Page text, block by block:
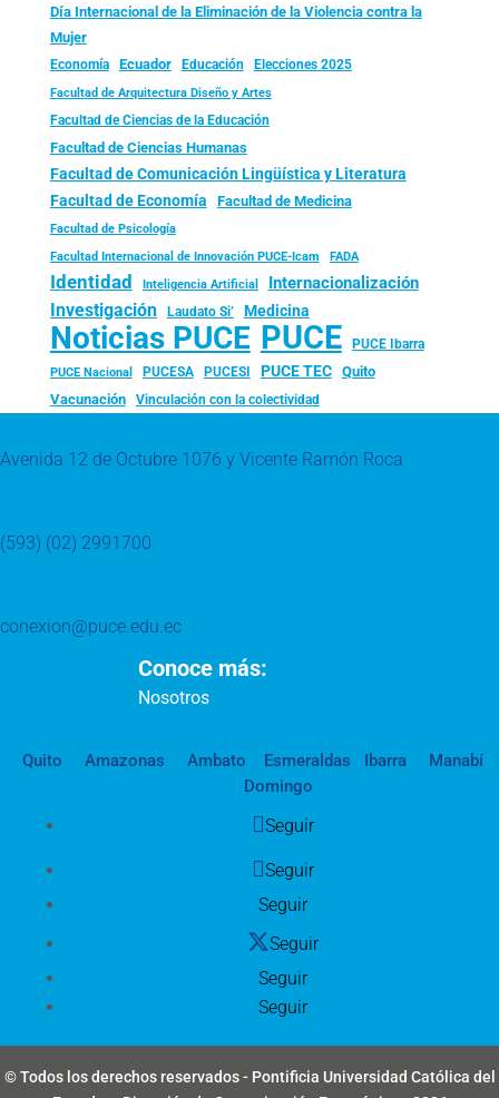
Día Internacional de la Eliminación de la Violencia contra la
Mujer
Economía Ecuador Educación Elecciones 2025
Facultad de Arquitectura Diseño y Artes
Facultad de Ciencias de la Educación
Facultad de Ciencias Humanas
Facultad de Comunicación Lingüística y Literatura
Facultad de Economía Facultad de Medicina
Facultad de Psicología
Facultad Internacional de Innovación PUCE-Icam FADA
Identidad Inteligencia Artificial Internacionalización
Investigación Laudato Si’ Medicina
Noticias PUCE PUCE PUCE Ibarra
PUCE Nacional PUCESA PUCESI PUCE TEC
Quito
Vacunación
Vinculación con la colectividad
Avenida 12 de Octubre 1076 y Vicente Ramón Roca
(593) (02) 2991700
conexion@puce.edu.ec
Conoce más:
Nosotros
Quito Amazonas Ambato Esmeraldas Ibarra
Manabí
Domingo
Seguir
Seguir
Seguir
Seguir
Seguir
Seguir
© Todos los derechos reservados - Pontificia Universidad Católica del